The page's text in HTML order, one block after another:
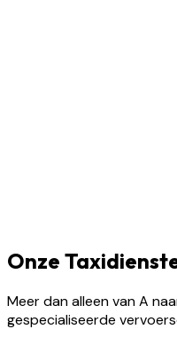
Onze
Meer dan alleen van A
gespecialiseerde